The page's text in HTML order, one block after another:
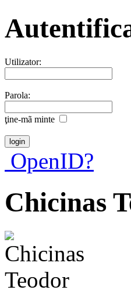
Utilizator:
Parola:
ţine-mã minte
OpenID?
Chicinas